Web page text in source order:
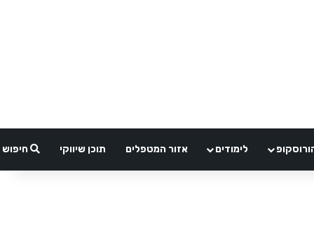
לימודים אזור המטפלים תוכן שיווקי חיפוש